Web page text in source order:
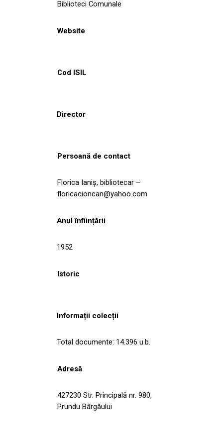
Biblioteci Comunale
Website
Cod ISIL
Director
Persoană de contact
Florica Ianiș, bibliotecar –
floricacioncan@yahoo.com
Anul înființării
1952
Istoric
Informații colecții
Total documente: 14.396 u.b.
Adresă
427230 Str. Principală nr. 980,
Prundu Bârgăului